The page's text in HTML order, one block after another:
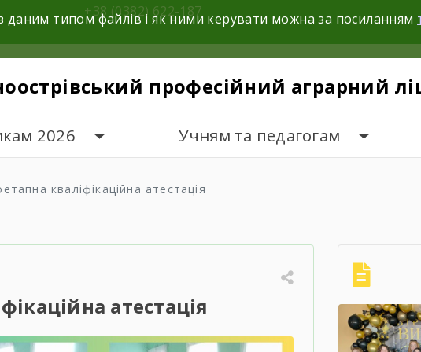
+38 (0382) 622-187
професійний аграрний
2026 Учням та педагогам
кваліфікаційна атестація
атестація
типом файлів і як ними керувати можна за посиланням